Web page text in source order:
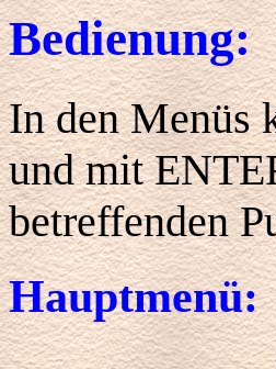
Bedienung:
In den Menüs
und mit
betreffenden
Hauptmenü: